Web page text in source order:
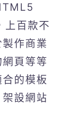
上百款不
作商業
頁等等
的模板
設網站